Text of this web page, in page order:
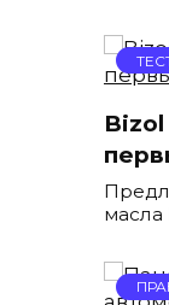
Bizol
масла